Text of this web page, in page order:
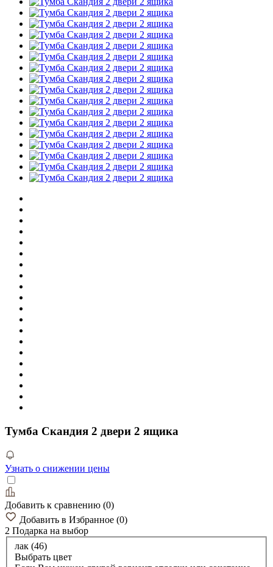
Тумба Скандия 2 двери 2 ящика
Узнать о снижении цены
Добавить к сравнению (0)
Добавить в Избранное (0)
2 Подарка на выбор
лак (46)
Выбрать цвет